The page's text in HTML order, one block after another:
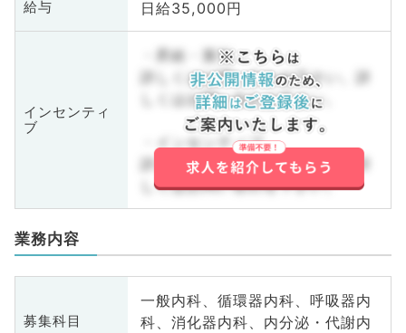
給与 日給35,000円
インセンティ
ブ
・昇給・賞与
詳しくはお問い合わせ下さい。詳
しくはお問い合わせ下さい。
・インセンティブ
詳しくはお問い合わせ下さい。詳
しくはお問い合わせ下さい。
業務内容
募集科目
一般内科、循環器内科、呼吸器内
科、消化器内科、内分泌・代謝内